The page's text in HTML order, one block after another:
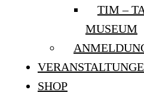
TIM –
MUSEUM
SHOP